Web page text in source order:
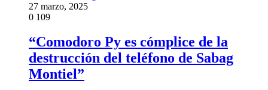
27 marzo, 2025
0 109
“Comodoro Py es cómplice de la
destrucción del teléfono de Sabag
Montiel”